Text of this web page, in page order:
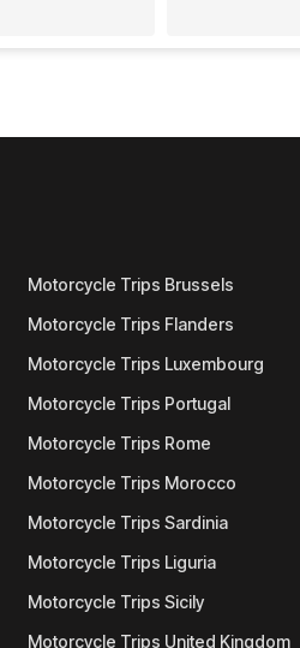
Motorcycle Trips Brussels
Motorcycle Trips Flanders
Motorcycle Trips Luxembourg
Motorcycle Trips Portugal
Motorcycle Trips Rome
Motorcycle Trips Morocco
Motorcycle Trips Sardinia
Motorcycle Trips Liguria
Motorcycle Trips Sicily
Motorcycle Trips United Kingdom